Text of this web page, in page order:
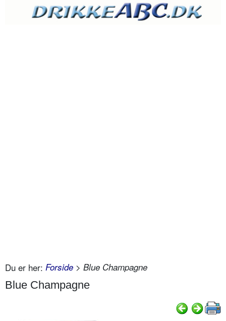
Du er her: Forside > Blue Champagne
Blue Champagne